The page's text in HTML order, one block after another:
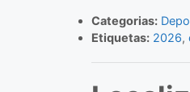
Categorias:
Etiquetas: 2026,